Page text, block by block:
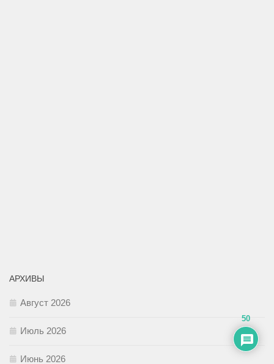
АРХИВЫ
Август 2026
Июль 2026
Июнь 2026
50